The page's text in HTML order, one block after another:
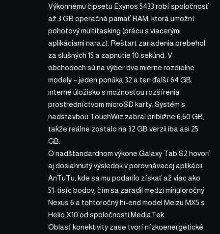
Výkonnému čipsetu Exynos 5433 robí spoločnosť
až 3 GB operačná pamäť RAM, ktorá umožní
pohotový multitasking (prácu s viacerými
aplikáciami naraz). Reštart zariadenia prebehol
za slušných 15 a zapnutie 10 sekúnd. V
obchodoch sú na výber dva mierne rozdielne
modely – jeden ponúka 32 a ten ďalší 64 GB
interné úložisko s možnosťou rozšírenia
prostredníctvom microSD karty. Systém s
nadstavbou TouchWiz zabral približne 6,60 GB,
takže reálne zostalo na 32 GB verzii iba asi 25
GB.
O nadštandardnom výkone Galaxy Tab S2 hovorí
aj dosiahnutý výsledok v porovnávacej aplikácii
AnTuTu, kde sa mu podarilo získať až viac ako
51-tisíc bodov, čím sa zaradil medzi minuloročný
Nexus 6 a tohtoročný hi-end model Meizu MX5 s
Helio X10 od spoločnosti MediaTek.
Oblasť konektivity zase tvorí nízkoenergetické